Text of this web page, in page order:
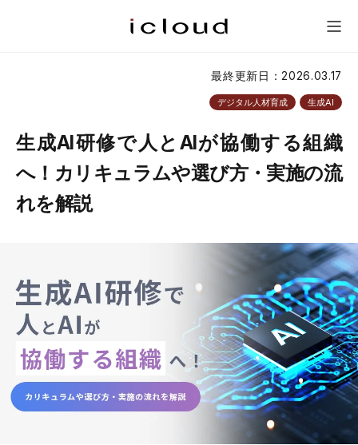
最終更新日：2026.03.17
デジタル人材育成 生成AI
生成AI研修で人とAIが協働する組織
へ！カリキュラムや選び方・実施の流
れを解説
新人研修 会社概要 問い合わせ メニュー